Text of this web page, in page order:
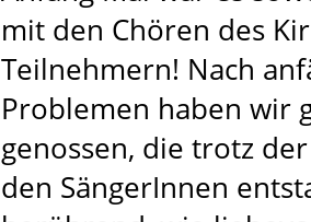
mit den Chören des
Teilnehmern! Nach
Problemen haben wir
genossen, die trotz
den SängerInnen